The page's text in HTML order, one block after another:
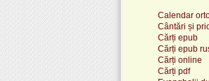
Calendar
Cântări și
Cărți epub
Cărți epub
Cărți online
Cărți pdf